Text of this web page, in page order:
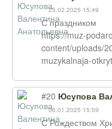
25.02.2025 15:49
С праздником
https://muz-
content/uploads/
muzykalnaja-
#20 Юсупова
06.01.2025 15:59
С Рождеством